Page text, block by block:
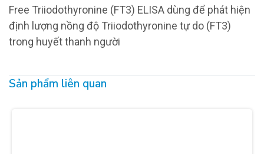
Free Triiodothyronine (FT3) ELISA dùng để phát hiện
định lượng nồng độ Triiodothyronine tự do (FT3)
trong huyết thanh người
Sản phẩm liên quan